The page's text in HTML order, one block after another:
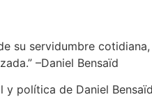
su servidumbre
–Daniel Bensaïd
política de Daniel